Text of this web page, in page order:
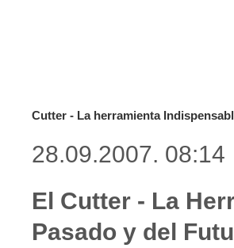
Cutter - La herramienta
28.09.2007. 08:14
El Cutter - La
Pasado y del